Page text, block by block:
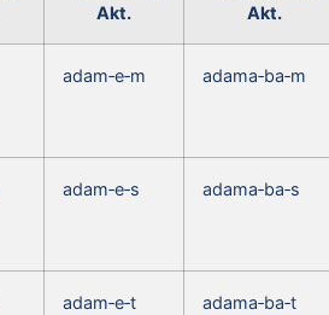
Akt.
Akt.
adam‑e‑m adama‑ba‑m
adam‑e‑s adama‑ba‑s
adam‑e‑t adama‑ba‑t